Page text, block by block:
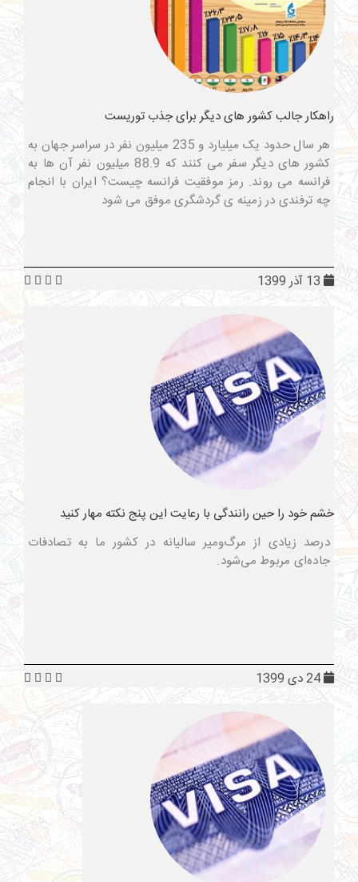
راهکار جالب کشور های دیگر برای جذب توریست
هر سال حدود یک میلیارد و 235 میلیون نفر در سراسر جهان به
کشور های دیگر سفر می کنند که 88.9 میلیون نفر آن ها به
فرانسه می روند. رمز موفقیت فرانسه چیست؟ ایران با انجام
چه ترفندی در زمینه ی گردشگری موفق می شود
خشم خود را حین رانندگی با رعایت این پنج نکته مهار کنید
درصد زیادی از مرگ‌ومیر سالیانه در کشور ما به تصادفات
جاده‌ای مربوط می‌شود.